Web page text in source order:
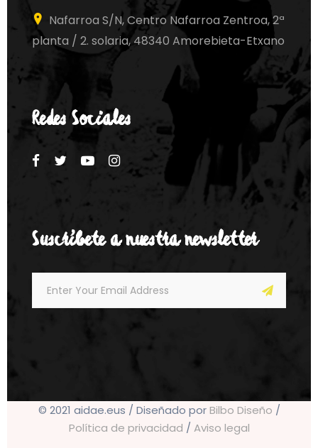
Nafarroa S/N, Centro Nafarroa Zentroa, 2ª
planta / 2. solaria, 48340 Amorebieta-Etxano
Redes Sociales
Suscríbete a nuestra newsletter
© 2021 aidae.eus / Diseñado porBilbo Diseño /
Política de privacidad / Aviso legal